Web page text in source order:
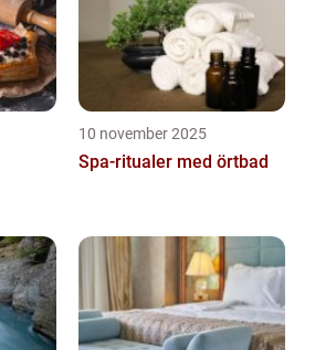
10 november 2025
Spa-ritualer med örtbad